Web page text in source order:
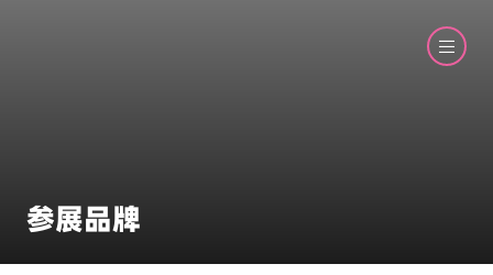
参展品牌